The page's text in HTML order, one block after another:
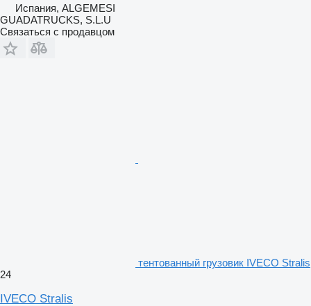
Испания, ALGEMESI
GUADATRUCKS, S.L.U
Связаться с продавцом
тентованный грузовик IVECO Stralis
24
IVECO Stralis